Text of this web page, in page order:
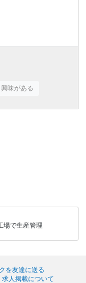
味がある
場で生産管理
を友達に送る
求人掲載について